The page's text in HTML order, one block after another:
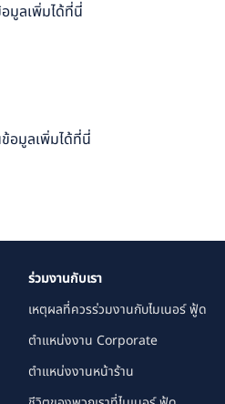
มูลเพิ่มได้ที่นี่
อมูลเพิ่มได้ที่นี่
ร่วมงานกับเรา
เหตุผลที่ควรร่วมงานกับไมเนอร์ ฟู้ด
ตำแหน่งงาน Corporate
ตำแหน่งงานหน้าร้าน